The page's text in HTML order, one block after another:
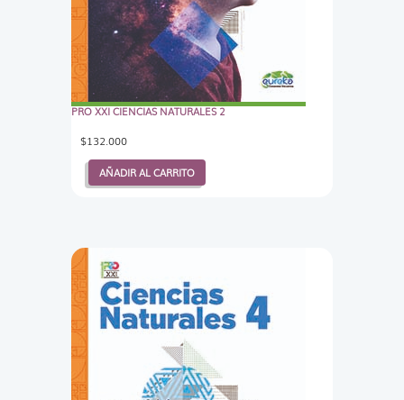
PRO XXI CIENCIAS NATURALES 2
$132.000
AÑADIR AL CARRITO